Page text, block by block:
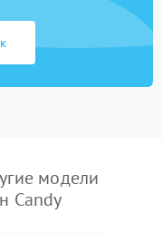
модели
Candy